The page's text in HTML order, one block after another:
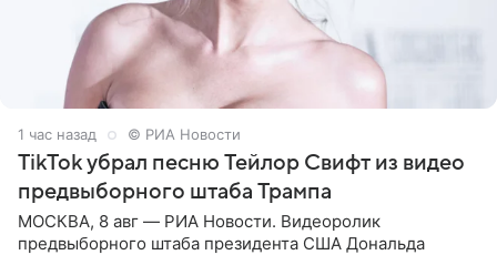
1 час назад © РИА Новости
TikTok убрал песню Тейлор Свифт из видео
предвыборного штаба Трампа
МОСКВА, 8 авг — РИА Новости. Видеоролик
предвыборного штаба президента США Дональда